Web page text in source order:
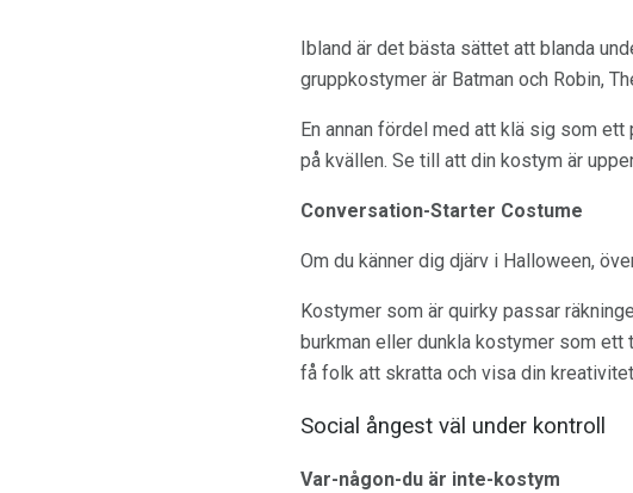
Ibland är det bästa sättet att blanda
gruppkostymer är Batman och Robin,
En annan fördel med att klä sig som
på kvällen. Se till att din kostym är
Conversation-Starter Costume
Om du känner dig djärv i Halloween,
Kostymer som är quirky passar
burkman eller dunkla kostymer som ett
få folk att skratta och visa din
Social ångest väl under kontroll
Var-någon-du är inte-kostym